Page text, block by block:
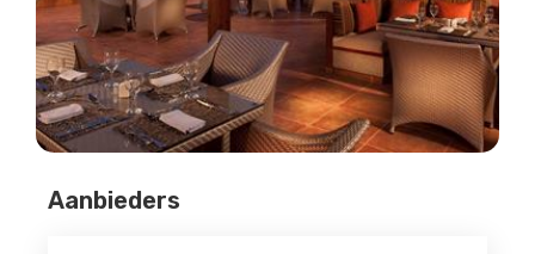
Aanbieders